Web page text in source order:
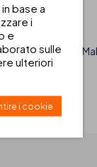
, nella costa est di
e al mare.
base a
i
e
sulle
ulteriori
i cookie